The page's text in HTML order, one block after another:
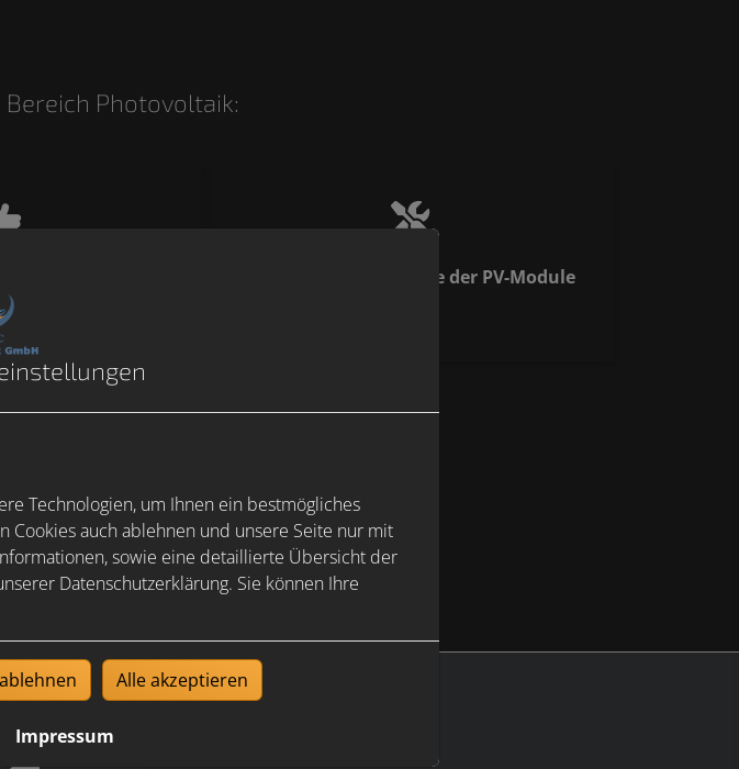
Photovoltaik:
PV-
Fachgerechte Montage der PV-Module
Technologien, um Ihnen ein bestmögliches
Cookies auch ablehnen und unsere Seite nur mit
sowie eine detaillierte Übersicht der
Datenschutzerklärung. Sie können Ihre
Alle akzeptieren
Impressum